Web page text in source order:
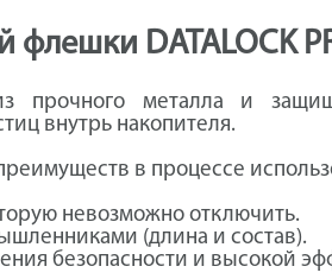
DATALOCK
прочного металла и
внутрь накопителя.
в процессе
невозможно отключить.
(длина и состав).
безопасности и высокой